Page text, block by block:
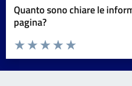
Quanto sono chiare le
pagina?
Valuta da 1 a 5 stelle la pagina
Valuta 5 stelle su 5
Valuta 4 stelle su 5
Valuta 3 stelle su 5
Valuta 2 stelle su 5
Valuta 1 stelle su 5